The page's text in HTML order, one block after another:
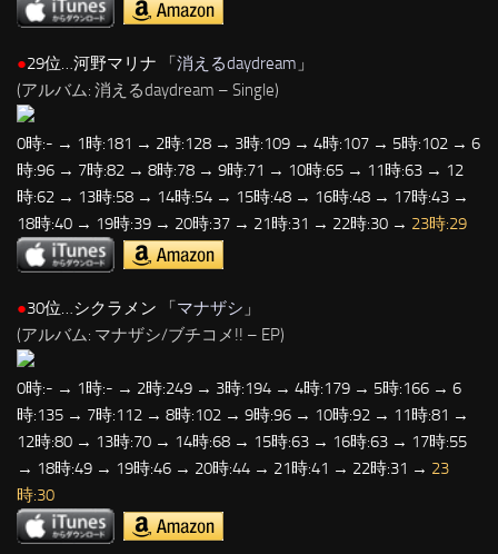
●29位…河野マリナ 「消えるdaydream 」
(アルバム: 消えるdaydream – Single)
0時:- → 1時:181 → 2時:128 → 3時:109 → 4時:107 → 5時:102 → 6
時:96 → 7時:82 → 8時:78 → 9時:71 → 10時:65 → 11時:63 → 12
時:62 → 13時:58 → 14時:54 → 15時:48 → 16時:48 → 17時:43 →
18時:40 → 19時:39 → 20時:37 → 21時:31 → 22時:30 → 23時:29
●30位…シクラメン 「マナザシ 」
(アルバム: マナザシ/ブチコメ!! – EP)
0時:- → 1時:- → 2時:249 → 3時:194 → 4時:179 → 5時:166 → 6
時:135 → 7時:112 → 8時:102 → 9時:96 → 10時:92 → 11時:81 →
12時:80 → 13時:70 → 14時:68 → 15時:63 → 16時:63 → 17時:55
→ 18時:49 → 19時:46 → 20時:44 → 21時:41 → 22時:31 → 23
時:30